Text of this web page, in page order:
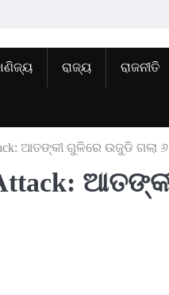
ରାଜ୍ୟ ରାଜନୀତି
ଆତଙ୍କୀ ଗୁଳିରେ ଉଜୁଡି ଗଲା
Attack: